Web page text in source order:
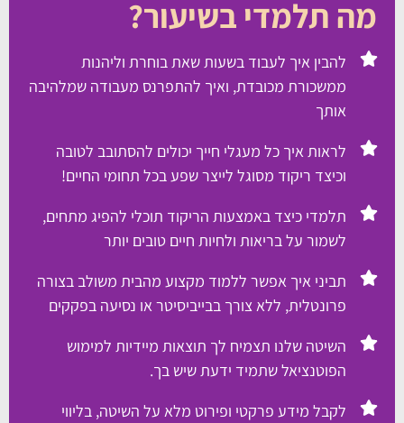
מה תלמדי בשיעור?
להבין איך לעבוד בשעות שאת בוחרת וליהנות
ממשכורת מכובדת, ואיך להתפרנס מעבודה שמלהיבה
אותך
לראות איך כל מעגלי חייך יכולים להסתובב לטובה
וכיצד ריקוד מסוגל לייצר שפע בכל תחומי החיים!
תלמדי כיצד באמצעות הריקוד תוכלי להפיג מתחים,
לשמור על בריאות ולחיות חיים טובים יותר
תביני איך אפשר ללמוד מקצוע מהבית משולב בצורה
פרונטלית, ללא צורך בבייביסיטר או נסיעה בפקקים
השיטה שלנו תצמיח לך תוצאות מיידיות למימוש
הפוטנציאל שתמיד ידעת שיש בך.
לקבל מידע פרקטי ופירוט מלא על השיטה, בליווי